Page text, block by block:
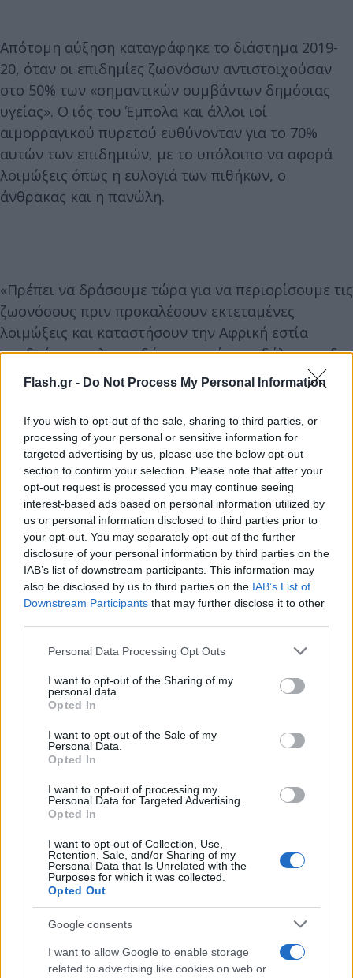
Flash.gr - Do Not Process My Personal Information
If you wish to opt-out of the sale, sharing to third parties, or
processing of your personal or sensitive information for
targeted advertising by us, please use the below opt-out
section to confirm your selection. Please note that after your
opt-out request is processed you may continue seeing
interest-based ads based on personal information utilized by
us or personal information disclosed to third parties prior to
your opt-out. You may separately opt-out of the further
disclosure of your personal information by third parties on the
IAB’s list of downstream participants. This information may
also be disclosed by us to third parties on the IAB’s List of
Downstream Participants that may further disclose it to other
Please note that this website/app uses one or more Google
not limited to your visit or usage behaviour. You may click to
grant or deny consent to Google and its third-party tags to
use your data for below specified purposes in below Google
consent section.
Personal Data Processing Opt Outs
I want to opt-out of the Sharing of my
personal data.
Opted In
I want to opt-out of the Sale of my
Personal Data.
Opted In
I want to opt-out of processing my
Personal Data for Targeted Advertising.
Opted In
I want to opt-out of Collection, Use,
Retention, Sale, and/or Sharing of my
Personal Data that Is Unrelated with the
Purposes for which it was collected.
Opted Out
Google consents
I want to allow Google to enable storage
related to advertising like cookies on web or
Απότομη αύξηση καταγράφηκε το διάστημα 2019-
20, όταν οι επιδημίες ζωονόσων αντιστοιχούσαν
στο 50% των «σημαντικών συμβάντων δημόσιας
υγείας». Ο ιός του Έμπολα και άλλοι ιοί
αιμορραγικού πυρετού ευθύνονταν για το 70%
αυτών των επιδημιών, με το υπόλοιπο να αφορά
λοιμώξεις όπως η ευλογιά των πιθήκων, ο
άνθρακας και η πανώλη.
«Πρέπει να δράσουμε τώρα για να περιορίσουμε τις
ζωονόσους πριν προκαλέσουν εκτεταμένες
λοιμώξεις και καταστήσουν την Αφρική εστία
αναδυόμενων λοιμωδών νοσημάτων» δήλωσε η δρ
Ματσχιντίσο Μοέτι, διευθυντής του ΠΟΥ για την
Ασθένειες των ζώων μεταπηδούν στον άνθρωπο
εδώ και αιώνες στην αφρικανική ήπειρο, όμως η